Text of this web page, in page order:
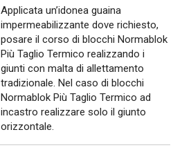
Applicata un’idonea guaina
impermeabilizzante dove richiesto,
posare il corso di blocchi Normablok
Più Taglio Termico realizzando i
giunti con malta di allettamento
tradizionale. Nel caso di blocchi
Normablok Più Taglio Termico ad
incastro realizzare solo il giunto
orizzontale.